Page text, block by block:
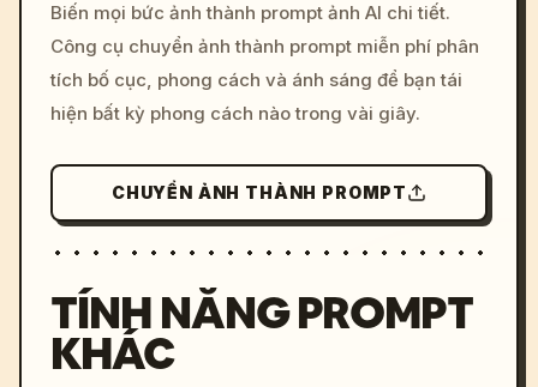
c, cyberpunk sunset, neon
colors, 8k --v 6.0
Biến mọi bức ảnh thành prompt ảnh AI chi tiết.
Công cụ chuyển ảnh thành prompt miễn phí phân
tích bố cục, phong cách và ánh sáng để bạn tái
hiện bất kỳ phong cách nào trong vài giây.
CHUYỂN ẢNH THÀNH PROMPT
TÍNH NĂNG PROMPT
KHÁC